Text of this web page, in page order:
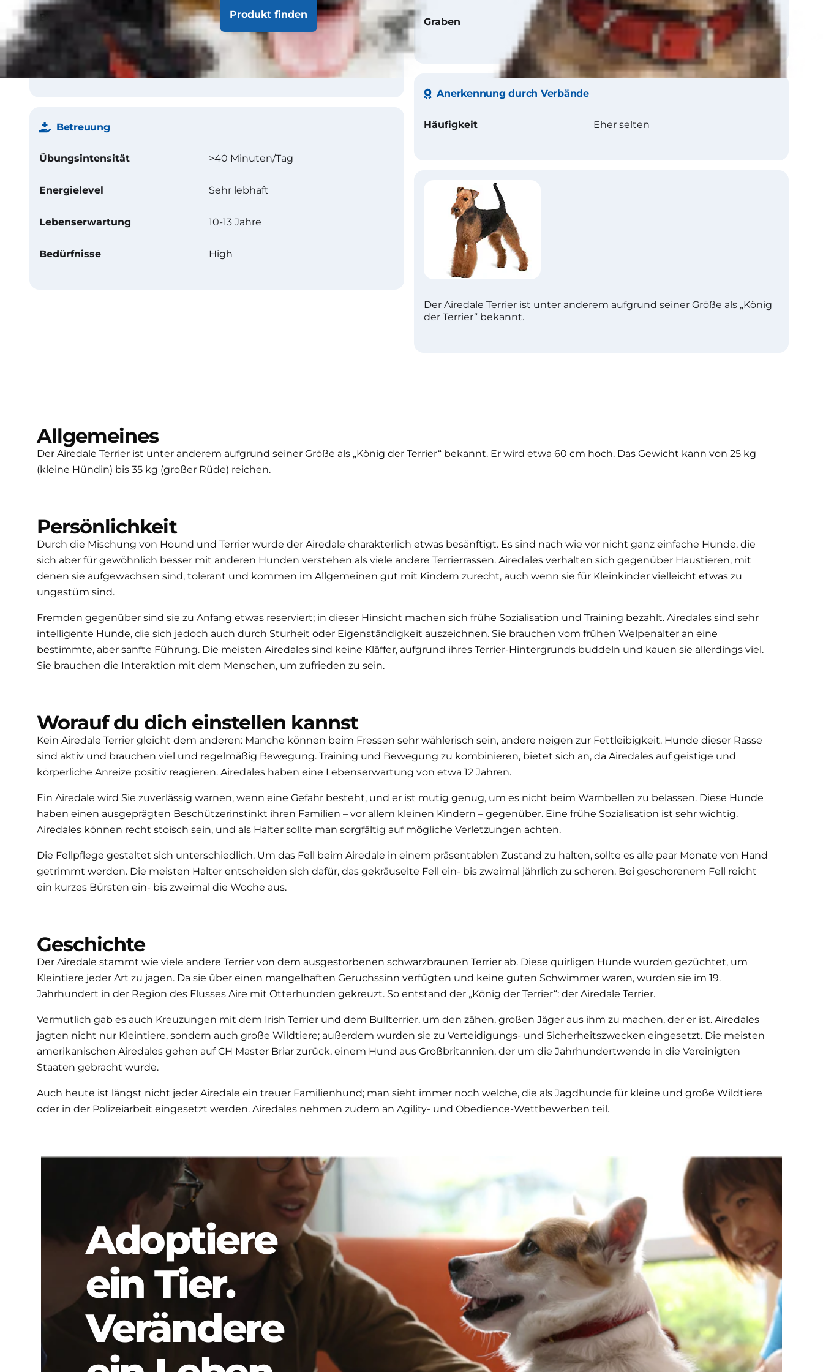
Produkt finden
Beschaffenheit Doppeltes Fell, hartes Fell, drahtig
Farbe
Braun mit Schwarz oder
grizzle-/sattelfarben
Betreuung
Übungsintensität >40 Minuten/Tag
Energielevel Sehr lebhaft
Lebenserwartung 10-13 Jahre
Bedürfnisse High
Graben
Anerkennung durch Verbände
Häufigkeit Eher selten
Der Airedale Terrier ist unter anderem aufgrund seiner Größe als „König
der Terrier“ bekannt.
Allgemeines
Der Airedale Terrier ist unter anderem aufgrund seiner Größe als „König der Terrier“ bekannt. Er wird etwa 60 cm hoch. Das Gewicht kann von 25 kg
(kleine Hündin) bis 35 kg (großer Rüde) reichen.
Persönlichkeit
Durch die Mischung von Hound und Terrier wurde der Airedale charakterlich etwas besänftigt. Es sind nach wie vor nicht ganz einfache Hunde, die
sich aber für gewöhnlich besser mit anderen Hunden verstehen als viele andere Terrierrassen. Airedales verhalten sich gegenüber Haustieren, mit
denen sie aufgewachsen sind, tolerant und kommen im Allgemeinen gut mit Kindern zurecht, auch wenn sie für Kleinkinder vielleicht etwas zu
ungestüm sind.
Fremden gegenüber sind sie zu Anfang etwas reserviert; in dieser Hinsicht machen sich frühe Sozialisation und Training bezahlt. Airedales sind sehr
intelligente Hunde, die sich jedoch auch durch Sturheit oder Eigenständigkeit auszeichnen. Sie brauchen vom frühen Welpenalter an eine
bestimmte, aber sanfte Führung. Die meisten Airedales sind keine Kläffer, aufgrund ihres Terrier-Hintergrunds buddeln und kauen sie allerdings viel.
Sie brauchen die Interaktion mit dem Menschen, um zufrieden zu sein.
Worauf du dich einstellen kannst
Kein Airedale Terrier gleicht dem anderen: Manche können beim Fressen sehr wählerisch sein, andere neigen zur Fettleibigkeit. Hunde dieser Rasse
sind aktiv und brauchen viel und regelmäßig Bewegung. Training und Bewegung zu kombinieren, bietet sich an, da Airedales auf geistige und
körperliche Anreize positiv reagieren. Airedales haben eine Lebenserwartung von etwa 12 Jahren.
Ein Airedale wird Sie zuverlässig warnen, wenn eine Gefahr besteht, und er ist mutig genug, um es nicht beim Warnbellen zu belassen. Diese Hunde
haben einen ausgeprägten Beschützerinstinkt ihren Familien – vor allem kleinen Kindern – gegenüber. Eine frühe Sozialisation ist sehr wichtig.
Airedales können recht stoisch sein, und als Halter sollte man sorgfältig auf mögliche Verletzungen achten.
Die Fellpflege gestaltet sich unterschiedlich. Um das Fell beim Airedale in einem präsentablen Zustand zu halten, sollte es alle paar Monate von Hand
getrimmt werden. Die meisten Halter entscheiden sich dafür, das gekräuselte Fell ein- bis zweimal jährlich zu scheren. Bei geschorenem Fell reicht
ein kurzes Bürsten ein- bis zweimal die Woche aus.
Geschichte
Der Airedale stammt wie viele andere Terrier von dem ausgestorbenen schwarzbraunen Terrier ab. Diese quirligen Hunde wurden gezüchtet, um
Kleintiere jeder Art zu jagen. Da sie über einen mangelhaften Geruchssinn verfügten und keine guten Schwimmer waren, wurden sie im 19.
Jahrhundert in der Region des Flusses Aire mit Otterhunden gekreuzt. So entstand der „König der Terrier“: der Airedale Terrier.
Vermutlich gab es auch Kreuzungen mit dem Irish Terrier und dem Bullterrier, um den zähen, großen Jäger aus ihm zu machen, der er ist. Airedales
jagten nicht nur Kleintiere, sondern auch große Wildtiere; außerdem wurden sie zu Verteidigungs- und Sicherheitszwecken eingesetzt. Die meisten
amerikanischen Airedales gehen auf CH Master Briar zurück, einem Hund aus Großbritannien, der um die Jahrhundertwende in die Vereinigten
Staaten gebracht wurde.
Auch heute ist längst nicht jeder Airedale ein treuer Familienhund; man sieht immer noch welche, die als Jagdhunde für kleine und große Wildtiere
oder in der Polizeiarbeit eingesetzt werden. Airedales nehmen zudem an Agility- und Obedience-Wettbewerben teil.
Adoptiere
ein Tier.
Verändere